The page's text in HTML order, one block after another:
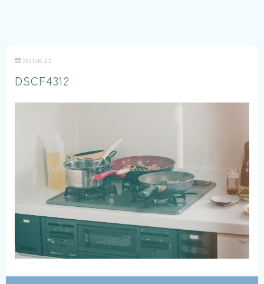
2021.06.23
DSCF4312